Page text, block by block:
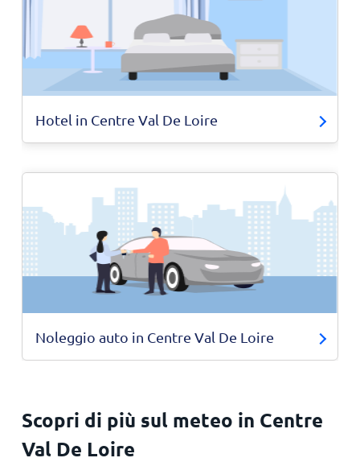
Hotel in Centre Val De Loire
Noleggio auto in Centre Val De Loire
Scopri di più sul meteo in Centre
Val De Loire